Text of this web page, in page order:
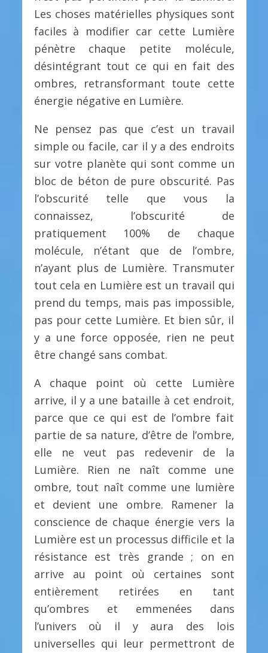
Les choses matérielles physiques sont
faciles à modifier car cette Lumière
pénètre chaque petite molécule,
désintégrant tout ce qui en fait des
ombres, retransformant toute cette
énergie négative en Lumière.
Ne pensez pas que c’est un travail
simple ou facile, car il y a des endroits
sur votre planète qui sont comme un
bloc de béton de pure obscurité. Pas
l’obscurité telle que vous la
connaissez, l’obscurité de
pratiquement 100% de chaque
molécule, n’étant que de l’ombre,
n’ayant plus de Lumière. Transmuter
tout cela en Lumière est un travail qui
prend du temps, mais pas impossible,
pas pour cette Lumière. Et bien sûr, il
y a une force opposée, rien ne peut
être changé sans combat.
A chaque point où cette Lumière
arrive, il y a une bataille à cet endroit,
parce que ce qui est de l’ombre fait
partie de sa nature, d’être de l’ombre,
elle ne veut pas redevenir de la
Lumière. Rien ne naît comme une
ombre, tout naît comme une lumière
et devient une ombre. Ramener la
conscience de chaque énergie vers la
Lumière est un processus difficile et la
résistance est très grande ; on en
arrive au point où certaines sont
entièrement retirées en tant
qu’ombres et emmenées dans
l’univers où il y aura des lois
universelles qui leur permettront de